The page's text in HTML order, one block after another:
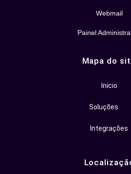
Webmail
Painel
Mapa do
Inicio
Soluções
Integrações